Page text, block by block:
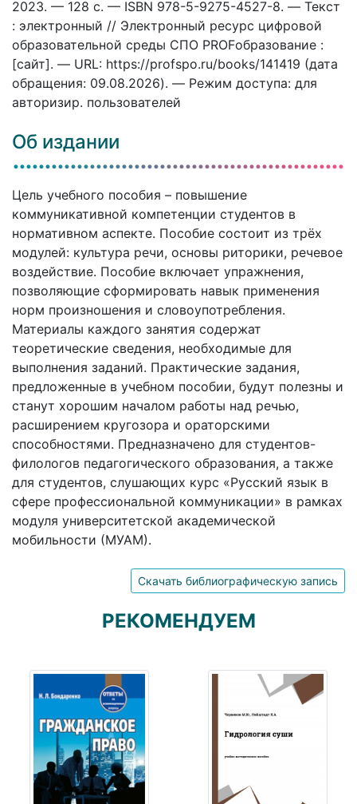
2023. — 128 c. — ISBN 978-5-9275-4527-8. — Текст
: электронный // Электронный ресурс цифровой
образовательной среды СПО PROFобразование :
[сайт]. — URL: https://profspo.ru/books/141419 (дата
обращения: 09.08.2026). — Режим доступа: для
авторизир. пользователей
Об издании
Цель учебного пособия – повышение
коммуникативной компетенции студентов в
нормативном аспекте. Пособие состоит из трёх
модулей: культура речи, основы риторики, речевое
воздействие. Пособие включает упражнения,
позволяющие сформировать навык применения
норм произношения и словоупотребления.
Материалы каждого занятия содержат
теоретические сведения, необходимые для
выполнения заданий. Практические задания,
предложенные в учебном пособии, будут полезны и
станут хорошим началом работы над речью,
расширением кругозора и ораторскими
способностями. Предназначено для студентов-
филологов педагогического образования, а также
для студентов, слушающих курс «Русский язык в
сфере профессиональной коммуникации» в рамках
модуля университетской академической
мобильности (МУАМ).
Скачать библиографическую запись
РЕКОМЕНДУЕМ